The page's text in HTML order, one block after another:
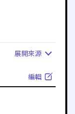
展開來源
編輯